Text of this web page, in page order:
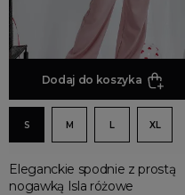
Dodaj do koszyka
S M L XL
Eleganckie spodnie z prostą
nogawką Isla różowe